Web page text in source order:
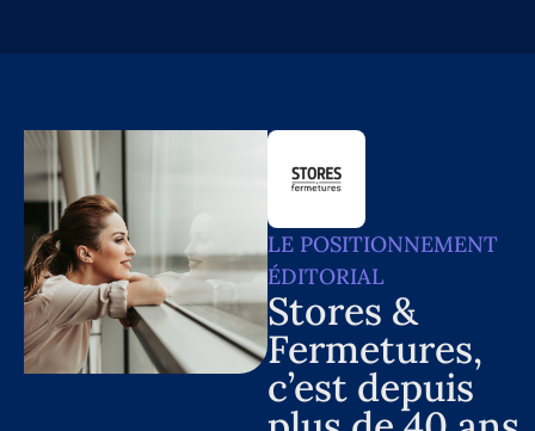
LE POSITIONNEMENT
ÉDITORIAL
Stores &
Fermetures,
c’est depuis